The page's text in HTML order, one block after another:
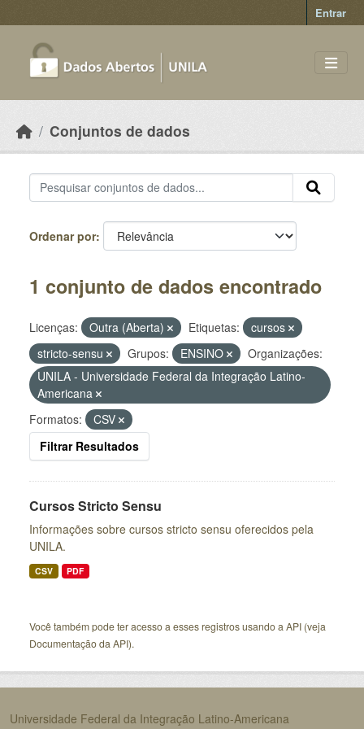
Entrar
Conjuntos de dados
Ordenar por
1 conjunto de dados encontrado
Licenças: Outra (Aberta) Etiquetas:
cursos
stricto-sensu
Grupos: ENSINO
Organizações:
UNILA - Universidade Federal da Integração Latino-
Americana
Formatos:
CSV
Filtrar Resultados
Cursos Stricto Sensu
Informações sobre cursos stricto sensu oferecidos pela
UNILA.
CSV PDF
Você também pode ter acesso a esses registros usando a API (veja
Documentação da API).
Universidade Federal da Integração Latino-Americana